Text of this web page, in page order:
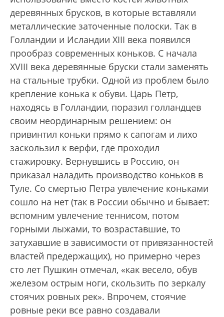
деревянных брусков, в которые вставляли
металлические заточенные полоски. Так в
Голландии и Исландии XIII века появился
прообраз современных коньков. С начала
XVIII века деревянные бруски стали заменять
на стальные трубки. Одной из проблем было
крепление конька к обуви. Царь Петр,
находясь в Голландии, поразил голландцев
своим неординарным решением: он
привинтил коньки прямо к сапогам и лихо
заскользил к верфи, где проходил
стажировку. Вернувшись в Россию, он
приказал наладить производство коньков в
Туле. Со смертью Петра увлечение коньками
сошло на нет (так в России обычно и бывает:
вспомним увлечение теннисом, потом
горными лыжами, то возраставшие, то
затухавшие в зависимости от привязанностей
властей предержащих), но примерно через
сто лет Пушкин отмечал, «как весело, обув
железом острым ноги, скользить по зеркалу
стоячих ровных рек». Впрочем, стоячие
ровные реки все равно создавали